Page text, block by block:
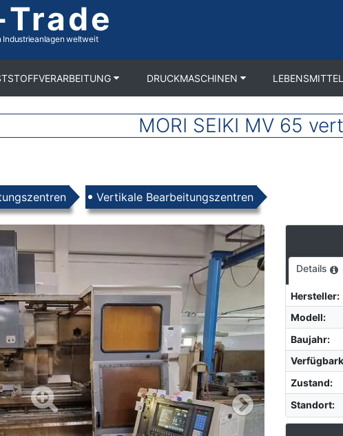
Industrieanlagen weltweit
DRUCKMASCHINEN
MORI SEIKI MV 65
Vertikale Bearbeitungszentren
Details
Hersteller:
Modell:
Baujahr:
Zustand:
Standort: